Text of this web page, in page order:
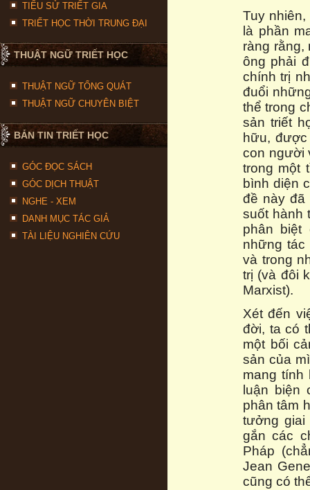
TIỂU SỬ TRIẾT GIA
TRIẾT HỌC THỜI TRUNG ĐẠI
THUẬT NGỮ TRIẾT HỌC
THUẬT NGỮ TỔNG QUÁT
THUẬT NGỮ CHUYÊN BIỆT
BẢN TIN TRIẾT HỌC
GÓC ĐỌC SÁCH
GÓC DỊCH THUẬT
NGHE - XEM
DANH MỤC TÁC GIẢ
TÀI LIỆU NGHIÊN CỨU
Tuy
là phần
ràng
ông phải
chính trị
đuổi
thể trong
sản triết
hữu,
con người
trong một
bình diện
đề này đã
suốt hành
phân
những tác
và trong
trị (và đôi
Marxist).
Xét đến
đời, ta có
một bối
sản của
mang tính
luận
phân tâm
tưởng giai
gắn các
Pháp
Jean
cũng có